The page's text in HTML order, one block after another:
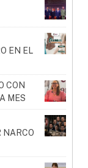
EN EL
CON
MES
NARCO